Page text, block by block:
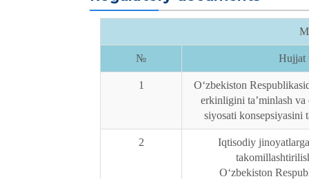
№ Hujjat
1
O‘zbekiston
erkinligini ta’minlash
siyosati konsepsiyasini
2
Iqtisodiy
O‘zbekiston